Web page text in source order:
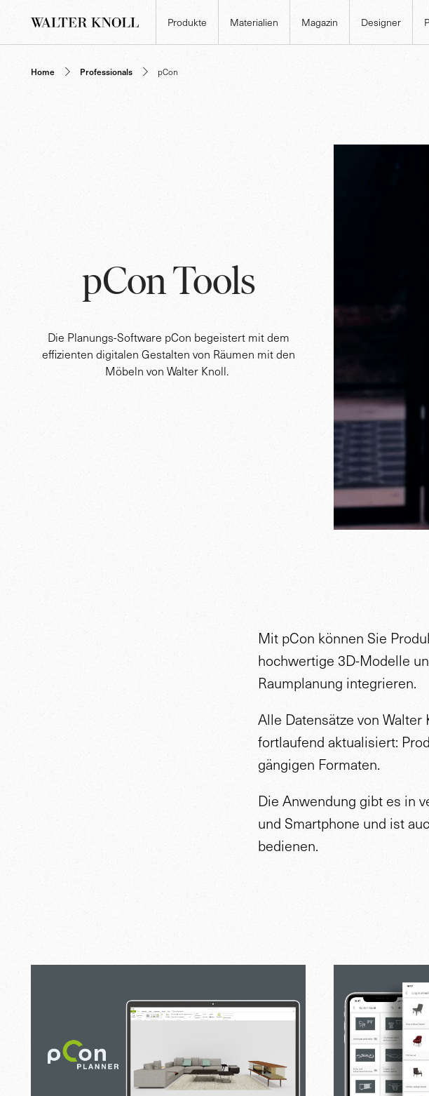
Produkte Materialien Magazin Designer
Home Professionals pCon
pCon Tools
Die Planungs-Software pCon begeistert mit dem
effizienten digitalen Gestalten von Räumen mit den
Möbeln von Walter Knoll.
Mit pCon können Sie
hochwertige 3D-Modelle
Raumplanung integrieren.
Alle Datensätze von
fortlaufend aktualisiert:
gängigen Formaten.
Die Anwendung gibt es in
und Smartphone und ist
bedienen.